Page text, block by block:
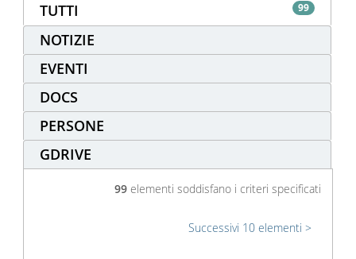
TUTTI 99
NOTIZIE
EVENTI
DOCS
PERSONE
GDRIVE
99 elementi soddisfano i criteri specificati
Successivi 10 elementi